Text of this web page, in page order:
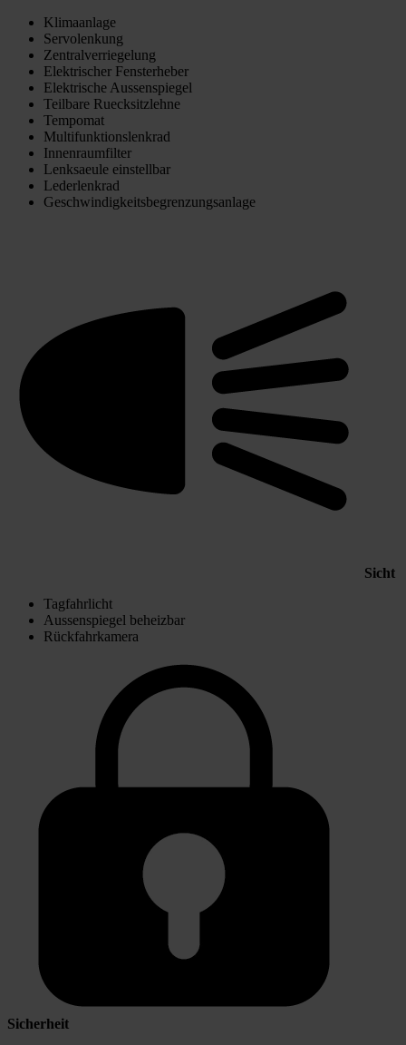
Klimaanlage
Servolenkung
Zentralverriegelung
Elektrischer Fensterheber
Elektrische Aussenspiegel
Teilbare Ruecksitzlehne
Tempomat
Multifunktionslenkrad
Innenraumfilter
Lenksaeule einstellbar
Lederlenkrad
Geschwindigkeitsbegrenzungsanlage
Sicht
Tagfahrlicht
Aussenspiegel beheizbar
Rückfahrkamera
Sicherheit